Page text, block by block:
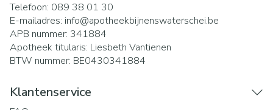
Telefoon: 089 38 01 30
E-mailadres: info@apotheekbijnenswaterschei.be
APB nummer: 341884
Apotheek titularis: Liesbeth Vantienen
BTW nummer: BE0430341884
Klantenservice